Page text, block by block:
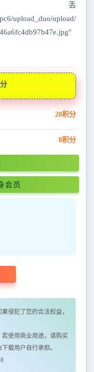
丢
upload_duo/upload/
20积分
0积分
会员
侵犯了您的合法权益，
使用商业用途，请购买
载用户自行承担。